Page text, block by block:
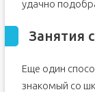
удачно
Занятия
Еще один
знакомый со